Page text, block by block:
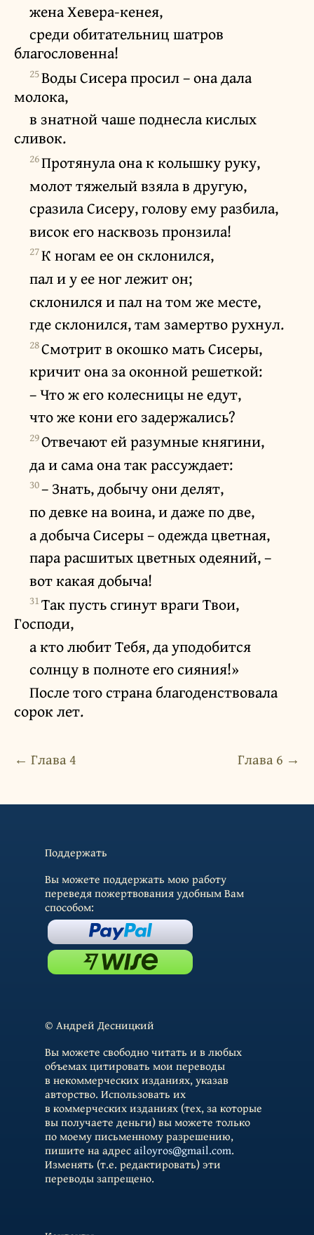
жена Хевера-кенея,
среди обитательниц шатров
благословенна!
25Воды Сисера просил – она дала
молока,
в знатной чаше поднесла кислых
сливок.
26Протянула она к колышку руку,
молот тяжелый взяла в другую,
сразила Сисеру, голову ему разбила,
висок его насквозь пронзила!
27К ногам ее он склонился,
пал и у ее ног лежит он;
склонился и пал на том же месте,
где склонился, там замертво рухнул.
28Смотрит в окошко мать Сисеры,
кричит она за оконной решеткой:
– Что ж его колесницы не едут,
что же кони его задержались?
29Отвечают ей разумные княгини,
да и сама она так рассуждает:
30– Знать, добычу они делят,
по девке на воина, и даже по две,
а добыча Сисеры – одежда цветная,
пара расшитых цветных одеяний, –
вот какая добыча!
31Так пусть сгинут враги Твои,
Господи,
а кто любит Тебя, да уподобится
солнцу в полноте его сияния!»
После того страна благоденствовала
сорок лет.
← Глава 4 Глава 6 →
Поддержать
Вы можете поддержать мою работу
переведя пожертвования удобным Вам
способом:
© Андрей Десницкий
Вы можете свободно читать и в любых
объемах цитировать мои переводы
в некоммерческих изданиях, указав
авторство. Использовать их
в коммерческих изданиях (тех, за которые
вы получаете деньги) вы можете только
по моему письменному разрешению,
пишите на адресailoyros@gmail.com.
Изменять (т.е. редактировать) эти
переводы запрещено.